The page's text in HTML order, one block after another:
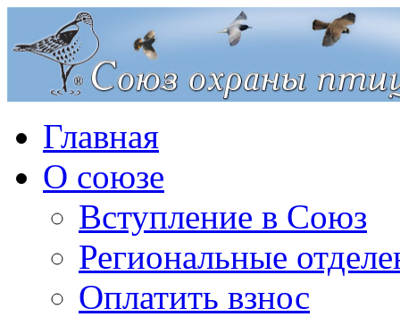
Главная
О союзе
Вступление в Союз
Региональные
Оплатить взнос